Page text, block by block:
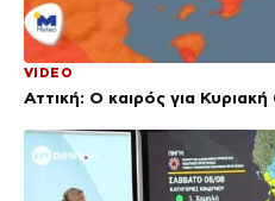
VIDEO
Αττική: Ο καιρός για